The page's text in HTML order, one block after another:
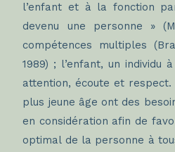
l’enfant et à la fonction
devenu une personne »
compétences multiples
1989) ; l’enfant, un individu
attention, écoute et
plus jeune âge ont des
en considération afin de
optimal de la personne à